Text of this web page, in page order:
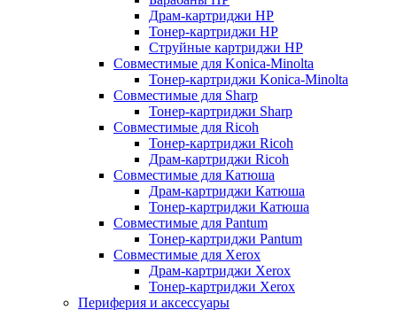
Драм-картриджи HP
Тонер-картриджи HP
Струйные картриджи HP
Совместимые для Konica-Minolta
Тонер-картриджи Konica-Minolta
Совместимые для Sharp
Тонер-картриджи Sharp
Совместимые для Ricoh
Тонер-картриджи Ricoh
Драм-картриджи Ricoh
Совместимые для Катюша
Драм-картриджи Катюша
Тонер-картриджи Катюша
Совместимые для Pantum
Тонер-картриджи Pantum
Совместимые для Xerox
Драм-картриджи Xerox
Тонер-картриджи Xerox
Периферия и аксессуары